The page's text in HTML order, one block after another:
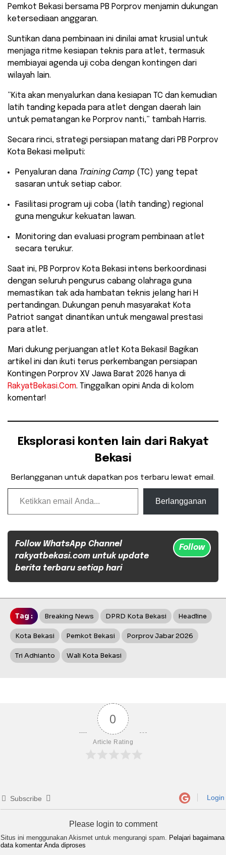
Pemkot Bekasi bersama PB Porprov menjamin dukungan
ketersediaan anggaran.
Suntikan dana pembinaan ini dinilai amat krusial untuk
menjaga ritme kesiapan teknis para atlet, termasuk
membiayai agenda uji coba dengan kontingen dari
wilayah lain.
​”Kita akan menyalurkan dana kesiapan TC dan kemudian
latih tanding kepada para atlet dengan daerah lain
untuk pematangan ke Porprov nanti,” tambah Harris.
​Secara rinci, strategi persiapan matang dari PB Porprov
Kota Bekasi meliputi:
​Penyaluran dana Training Camp (TC) yang tepat
sasaran untuk setiap cabor.
​Fasilitasi program uji coba (latih tanding) regional
guna mengukur kekuatan lawan.
​Monitoring dan evaluasi program pembinaan atlet
secara terukur.
Saat ini, PB Porprov Kota Bekasi intens berkoordinasi
dengan seluruh pengurus cabang olahraga guna
memastikan tak ada hambatan teknis jelang hari H
pertandingan. Dukungan penuh masyarakat Kota
Patriot sangat dinantikan untuk mengawal prestasi
para atlet.
​Mari dukung perjuangan atlet Kota Bekasi! Bagikan
artikel ini dan ikuti terus perkembangan persiapan
Kontingen Porprov XV Jawa Barat 2026 hanya di
RakyatBekasi.Com. Tinggalkan opini Anda di kolom
komentar!
Eksplorasi konten lain dari Rakyat
Bekasi
Berlangganan untuk dapatkan pos terbaru lewat email.
Ketikkan email Anda...
Berlangganan
Follow WhatsApp Channel
rakyatbekasi.com untuk update
berita terbaru setiap hari
Follow
Tag : Breaking News DPRD Kota Bekasi Headline
Kota Bekasi Pemkot Bekasi Porprov Jabar 2026
Tri Adhianto Wali Kota Bekasi
0
Article Rating
Subscribe Login
Please login to comment
Situs ini menggunakan Akismet untuk mengurangi spam. Pelajari bagaimana
data komentar Anda diproses